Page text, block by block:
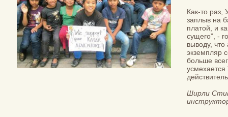
Как-то раз,
заплыв на
платой, и
сущего”, -
выводу,
экземпляр
больше
Ширли